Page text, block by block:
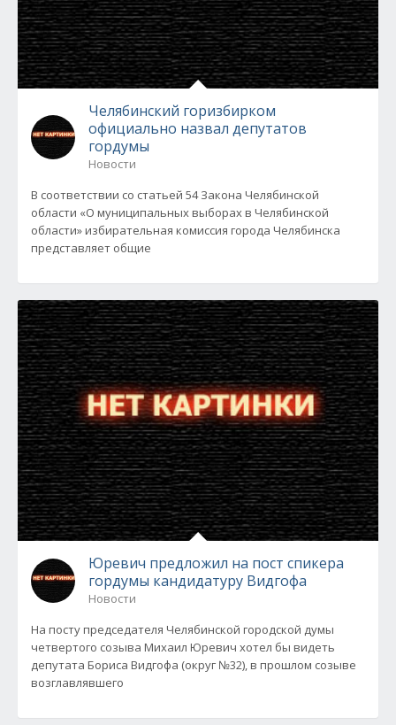
Челябинский горизбирком
официально назвал депутатов
гордумы
Новости
В соответствии со статьей 54 Закона Челябинской
области «О муниципальных выборах в Челябинской
области» избирательная комиссия города Челябинска
представляет общие
Юревич предложил на пост спикера
гордумы кандидатуру Видгофа
Новости
На посту председателя Челябинской городской думы
четвертого созыва Михаил Юревич хотел бы видеть
депутата Бориса Видгофа (округ №32), в прошлом созыве
возглавлявшего